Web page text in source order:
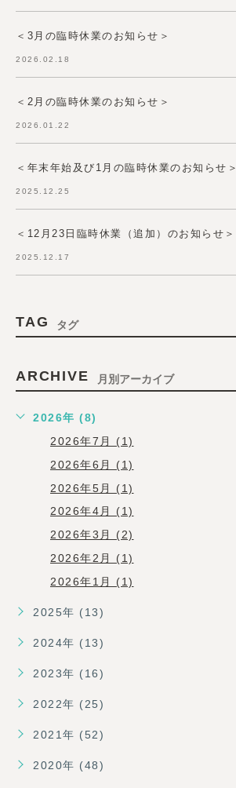
＜3月の臨時休業のお知らせ＞
2026.02.18
＜2月の臨時休業のお知らせ＞
2026.01.22
＜年末年始及び1月の臨時休業のお知らせ＞
2025.12.25
＜12月23日臨時休業（追加）のお知らせ＞
2025.12.17
TAG タグ
ARCHIVE 月別アーカイブ
2026年 (8)
2026年7月 (1)
2026年6月 (1)
2026年5月 (1)
2026年4月 (1)
2026年3月 (2)
2026年2月 (1)
2026年1月 (1)
2025年 (13)
2024年 (13)
2023年 (16)
2022年 (25)
2021年 (52)
2020年 (48)